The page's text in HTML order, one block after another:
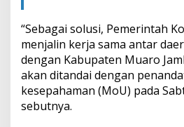
“Sebagai solusi, Pemerintah
menjalin kerja sama antar
dengan Kabupaten Muaro
akan ditandai dengan
kesepahaman (MoU) pada
sebutnya.